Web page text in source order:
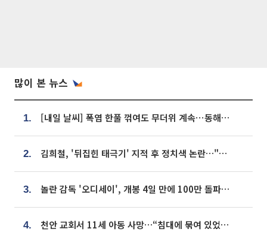
많이 본 뉴스
1. [내일 날씨] 폭염 한풀 꺾여도 무더위 계속⋯동해안 이틀 연속 비
2. 김희철, '뒤집힌 태극기' 지적 후 정치색 논란…"좌우 떠나 우리나라 국기"
3. 놀란 감독 '오디세이', 개봉 4일 만에 100만 돌파⋯'왕사남' 보다 빠르다
4. 천안 교회서 11세 아동 사망…“침대에 묶여 있었다” 진술 확보